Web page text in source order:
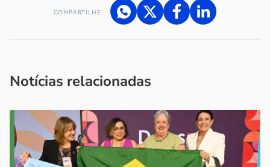
COMPARTILHE
Notícias relacionadas